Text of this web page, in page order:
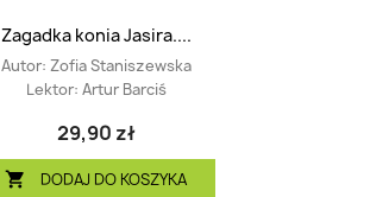
Zagadka konia Jasira....
Autor: Zofia Staniszewska
Lektor: Artur Barciś
29,90 zł
 DODAJ DO KOSZYKA